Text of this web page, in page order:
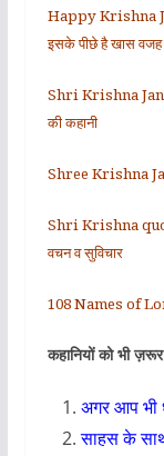
Happy Krishna
इसके पीछे है खास वजह
Shri Krishna
की कहानी
Shree Krishna
Shri Krishna
वचन व सुविचार
108 Names of
कहानियों को भी
अगर आप भी
साहस के